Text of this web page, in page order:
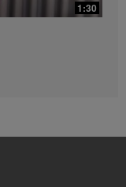
2:06
1:30